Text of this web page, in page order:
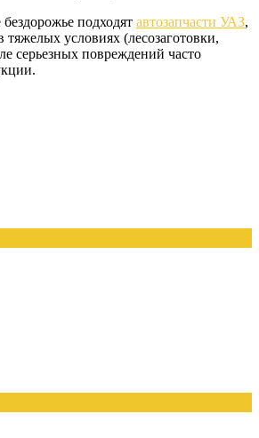
подходят автозапчасти УАЗ,
условиях (лесозаготовки,
серьезных повреждений часто